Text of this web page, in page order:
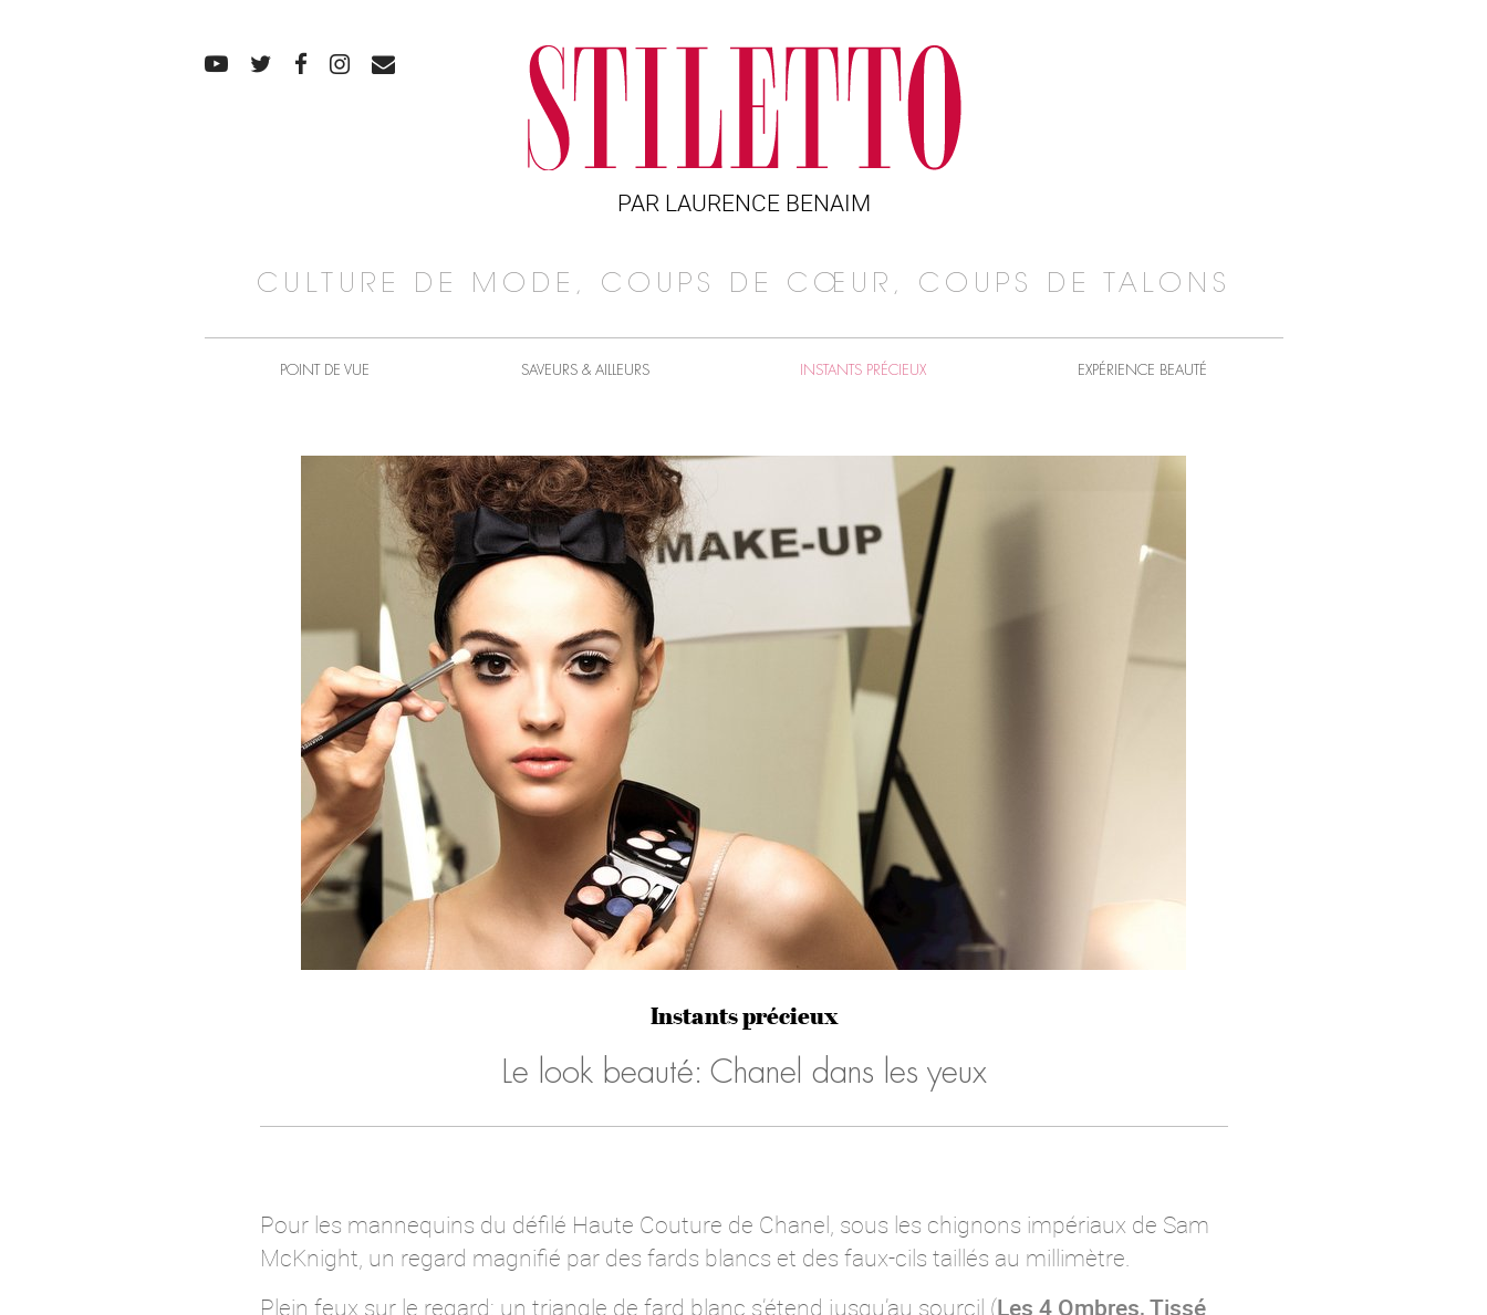
PAR LAURENCE BENAIM
CULTURE DE MODE, COUPS DE CŒUR, COUPS DE TALONS
POINT DE VUE SAVEURS & AILLEURS INSTANTS PRÉCIEUX EXPÉRIENCE BEAUTÉ
Instants précieux
Le look beauté: Chanel dans les yeux
Pour les mannequins du défilé Haute Couture de Chanel, sous les chignons impériaux de Sam
McKnight, un regard magnifié par des fards blancs et des faux-cils taillés au millimètre.
Plein feux sur le regard: un triangle de fard blanc s’étend jusqu’au sourcil (Les 4 Ombres, Tissé